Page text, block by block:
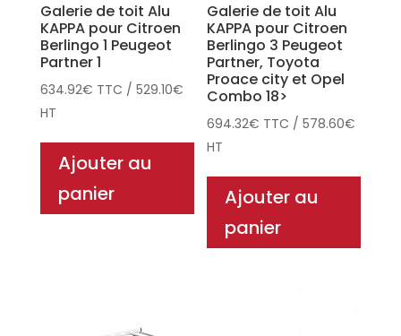
Galerie de toit Alu
KAPPA pour Citroen
Berlingo 1 Peugeot
Partner 1
634.92€ TTC / 529.10€
HT
Ajouter au
panier
Galerie de toit Alu
KAPPA pour Citroen
Berlingo 3 Peugeot
Partner, Toyota
Proace city et Opel
Combo 18>
694.32€ TTC /578.60€
HT
Ajouter au
panier